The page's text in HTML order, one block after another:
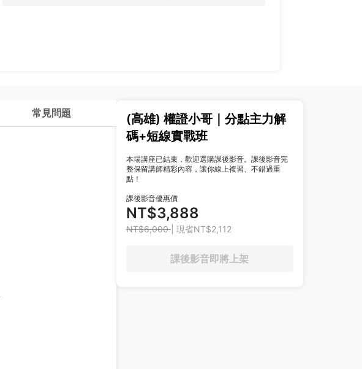
常見問題
(高雄) 權證小哥｜分點主力解
碼+短線實戰班
本場講座已結束，歡迎選購課後影音。課後影音完
整保留講師精彩內容，讓你線上複習、不錯過重
點！
課後影音優惠價
NT$3,888
NT$6,000| 現省NT$2,112
課後影音即將上架